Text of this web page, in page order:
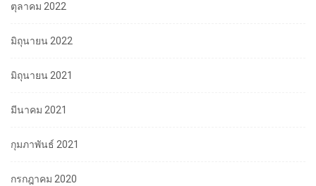
ตุลาคม 2022
มิถุนายน 2022
มิถุนายน 2021
มีนาคม 2021
กุมภาพันธ์ 2021
กรกฎาคม 2020